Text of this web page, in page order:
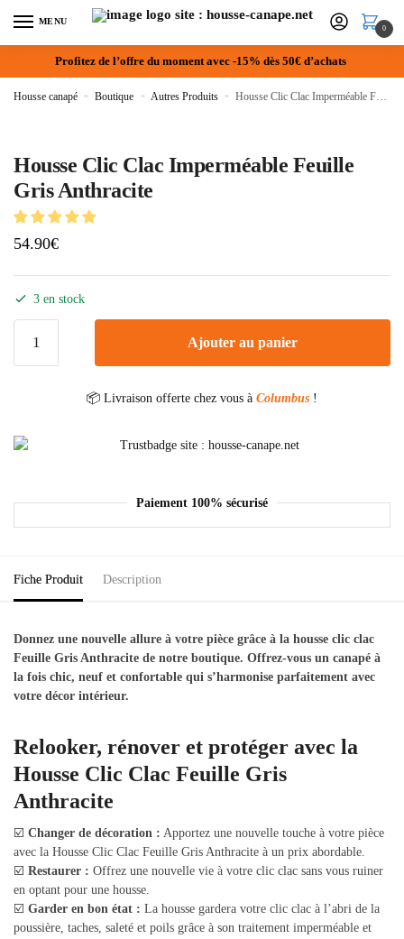
MENU
0
Profitez de l’offre du moment avec -15% dès 50€ d’achats
Housse canapé » Boutique » Autres Produits » Housse Clic Clac Imperméable Feuille Gris Anthracite
Housse Clic Clac Imperméable Feuille
Gris Anthracite
54.90€
3 en stock
Ajouter au panier
📦 Livraison offerte chez vous à Columbus !
Paiement 100% sécurisé
Fiche Produit Description
Donnez une nouvelle allure à votre pièce grâce à la housse clic clac
Feuille Gris Anthracite de notre boutique. Offrez-vous un canapé à
la fois chic, neuf et confortable qui s’harmonise parfaitement avec
votre décor intérieur.
Relooker, rénover et protéger avec la
Housse Clic Clac Feuille Gris
Anthracite
☑️ Changer de décoration : Apportez une nouvelle touche à votre pièce
avec la Housse Clic Clac Feuille Gris Anthracite à un prix abordable.
☑️ Restaurer : Offrez une nouvelle vie à votre clic clac sans vous ruiner
en optant pour une housse.
☑️ Garder en bon état : La housse gardera votre clic clac à l’abri de la
poussière, taches, saleté et poils grâce à son traitement imperméable et